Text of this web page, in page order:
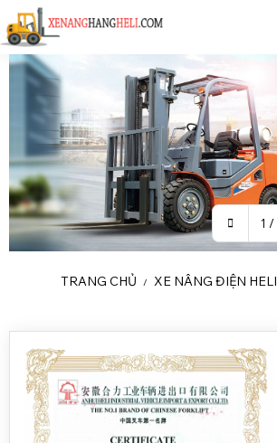
1 /
TRANG CHỦ / XE NÂNG ĐIỆN HELI